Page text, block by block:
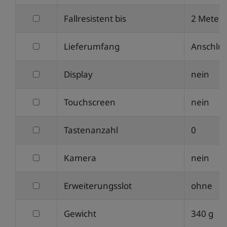
Schutzklasse
filtern
Fallresistent
Fallresistent bis 2 Meter
filtern
Lieferumfang
Lieferumfang
filtern
Display
Display nein
filtern
Touchscreen
Touchscreen nein
filtern
Tastenanzahl
Tastenanzahl 0
filtern
Kamera
Kamera nein
filtern
Erweiterungsslot
Erweiterungsslot ohne
filtern
Gewicht 340 g